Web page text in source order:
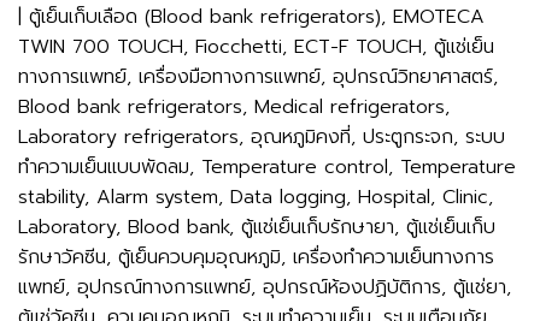
| ตู้เย็นเก็บเลือด (Blood bank refrigerators), EMOTECA
TWIN 700 TOUCH, Fiocchetti, ECT-F TOUCH, ตู้แช่เย็น
ทางการแพทย์, เครื่องมือทางการแพทย์, อุปกรณ์วิทยาศาสตร์,
Blood bank refrigerators, Medical refrigerators,
Laboratory refrigerators, อุณหภูมิคงที่, ประตูกระจก, ระบบ
ทำความเย็นแบบพัดลม, Temperature control, Temperature
stability, Alarm system, Data logging, Hospital, Clinic,
Laboratory, Blood bank, ตู้แช่เย็นเก็บรักษายา, ตู้แช่เย็นเก็บ
รักษาวัคซีน, ตู้เย็นควบคุมอุณหภูมิ, เครื่องทำความเย็นทางการ
แพทย์, อุปกรณ์ทางการแพทย์, อุปกรณ์ห้องปฏิบัติการ, ตู้แช่ยา,